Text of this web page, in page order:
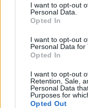
I want to opt-out
Personal Data.
Opted In
I want to opt-out
Personal Data for
Opted In
I want to opt-out
Retention, Sale,
Personal Data
Purposes for
Opted Out
ΔΕΙΤΕ